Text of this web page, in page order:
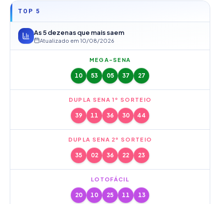
TOP 5
As 5 dezenas que mais saem
Atualizado em 10/08/2026
MEGA-SENA
10 53 05 37 27
DUPLA SENA 1º SORTEIO
39 11 36 30 44
DUPLA SENA 2º SORTEIO
35 02 36 22 23
LOTOFÁCIL
20 10 25 11 13